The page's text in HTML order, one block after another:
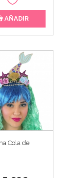
AÑADIR
Cola de